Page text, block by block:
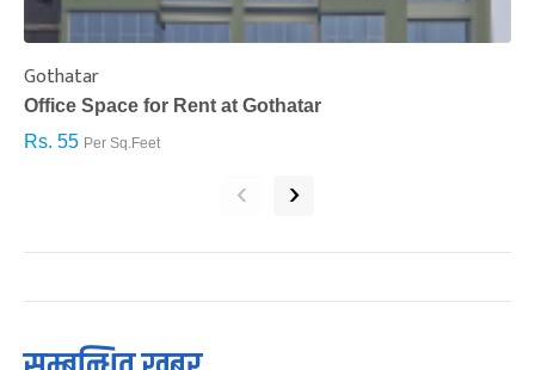
Gothatar
Office Space for Rent at Gothatar
Rs. 55 Per Sq.Feet
‹ ›